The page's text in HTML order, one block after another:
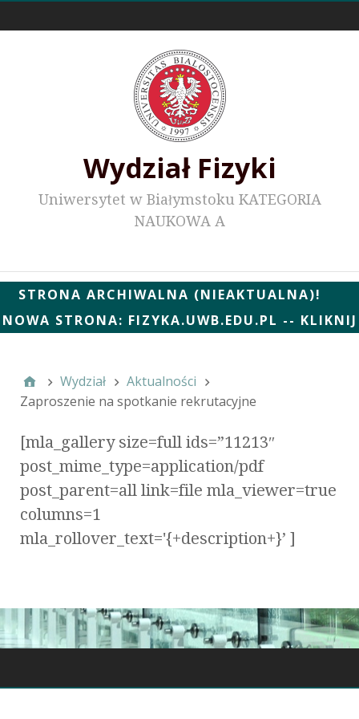
Wydział Fizyki
Uniwersytet w Białymstoku KATEGORIA
NAUKOWA A
STRONA ARCHIWALNA (NIEAKTUALNA)!
NOWA STRONA: FIZYKA.UWB.EDU.PL -- KLIKNIJ
Wydział
Aktualności
Zaproszenie na spotkanie rekrutacyjne
[mla_gallery size=full ids=”11213″
post_mime_type=application/pdf
post_parent=all link=file mla_viewer=true
columns=1
mla_rollover_text='{+description+}’ ]